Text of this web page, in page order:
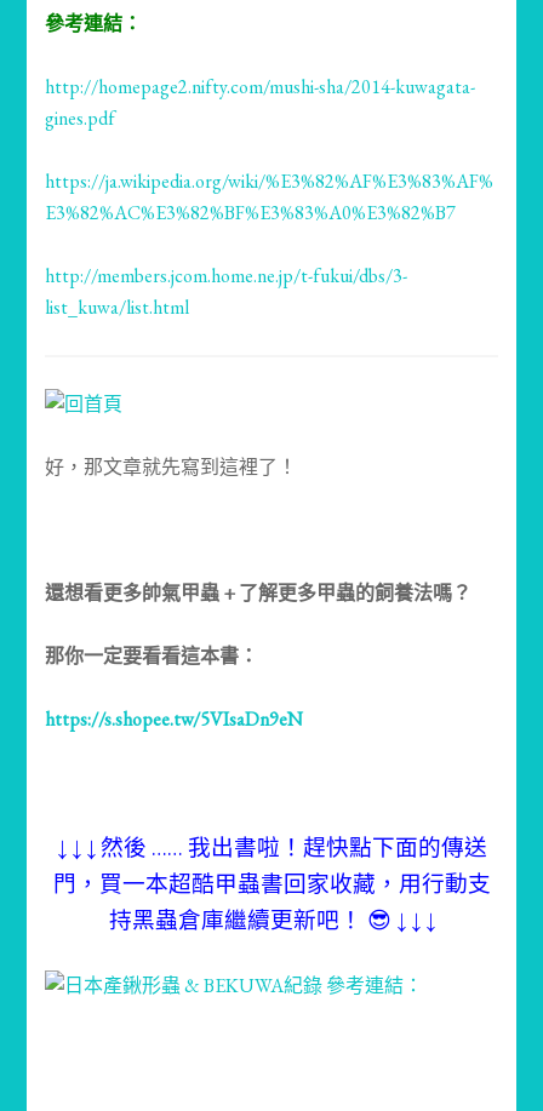
參考連結：
http://homepage2.nifty.com/mushi-sha/2014-kuwagata-
gines.pdf
https://ja.wikipedia.org/wiki/%E3%82%AF%E3%83%AF%
E3%82%AC%E3%82%BF%E3%83%A0%E3%82%B7
http://members.jcom.home.ne.jp/t-fukui/dbs/3-
list_kuwa/list.html
好，那文章就先寫到這裡了！
還想看更多帥氣甲蟲 + 了解更多甲蟲的飼養法嗎？
那你一定要看看這本書：
https://s.shopee.tw/5VIsaDn9eN
↓ ↓ ↓ 然後 …… 我出書啦！趕快點下面的傳送
門，買一本超酷甲蟲書回家收藏，用行動支
持黑蟲倉庫繼續更新吧！ 😎 ↓ ↓ ↓